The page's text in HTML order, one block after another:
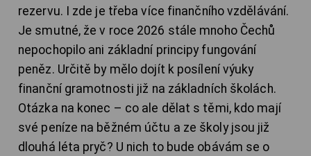
rezervu. I zde je třeba více finančního vzdělávání.
Je smutné, že v roce 2026 stále mnoho Čechů
nepochopilo ani základní principy fungování
peněz. Určitě by mělo dojít k posílení výuky
finanční gramotnosti již na základních školách.
Otázka na konec – co ale dělat s těmi, kdo mají
své peníze na běžném účtu a ze školy jsou již
dlouhá léta pryč? U nich to bude obávám se o